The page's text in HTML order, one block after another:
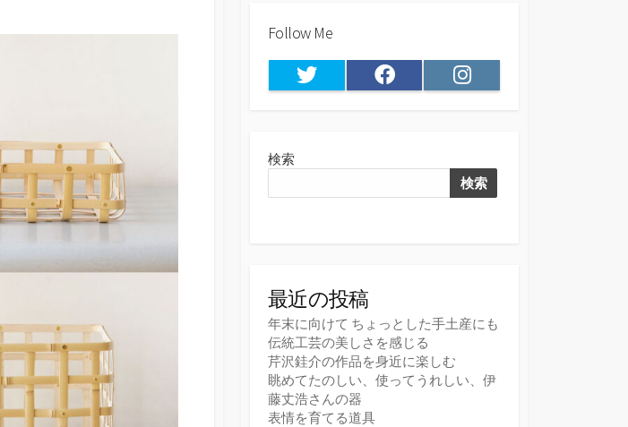
Follow Me
Twitter Facebook Instagram
検索
検索
最近の投稿
年末に向けて ちょっとした手土産にも
伝統工芸の美しさを感じる
芹沢銈介の作品を身近に楽しむ
眺めてたのしい、使ってうれしい、伊
藤丈浩さんの器
表情を育てる道具